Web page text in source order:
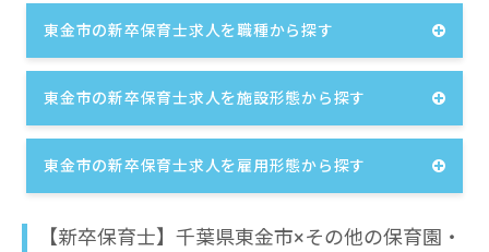
東金市の新卒保育士求人を職種から探す
東金市の新卒保育士求人を施設形態から探す
東金市の新卒保育士求人を雇用形態から探す
【新卒保育士】千葉県東金市×その他の保育園・